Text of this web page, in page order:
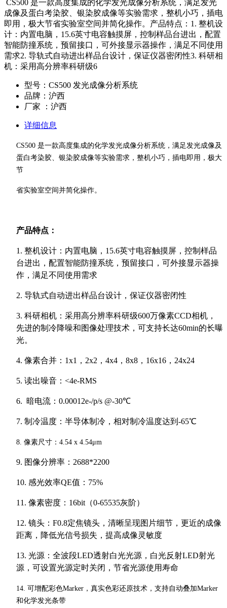
CS500 是一款高度集成的化学发光成像分析系统，满足发光
成像及蛋白考染胶、银染胶成像等实验需求，整机小巧，插电
即用，极大节省实验室空间并简化操作。产品特点：1. 整机设
计：内置电脑，15.6英寸电容触摸屏，控制样品台进出，配置
智能防撞系统，预留接口，可外接显示器操作，满足不同使用
需求2. 导轨式自动进出样品台设计，保证仪器密闭性3. 科研相
机：采用高分辨率科研级6
型号：CS500 发光成像分析系统
品牌：沪西
厂家 ：沪西
详细信息
CS500 是一款高度集成的化学发光成像分析系统，满足发光成像及
蛋白考染胶、银染胶成像等实验需求，整机小巧，插电即用，极大
节
省实验室空间并简化操作。
产品特点：
1. 整机设计：内置电脑，15.6英寸电容触摸屏，控制样品
台进出，配置智能防撞系统，预留接口，可外接显示器操
作，满足不同使用需求
2. 导轨式自动进出样品台设计，保证仪器密闭性
3. 科研相机：采用高分辨率科研级600万像素CCD相机，
先进的制冷降噪和图像处理技术，可支持长达60min的长曝
光。
4. 像素合并：1x1，2x2，4x4，8x8，16x16，24x24
5. 读出噪音：<4e-RMS
6. 暗电流：0.00012e-/p/s @-30℃
7. 制冷温度：半导体制冷，相对制冷温度达到-65℃
8. 像素尺寸：4.54 x 4.54μm
9. 图像分辨率：2688*2200
10. 感光效率QE值：75%
11. 像素密度：16bit（0-65535灰阶）
12. 镜头：F0.8定焦镜头，清晰呈现图片细节，更近的成像
距离，降低光信号损失，提高成像灵敏度
13. 光源：全波段LED透射白光光源，白光反射LED射光
源，可设置光源定时关闭，节省光源使用寿命
14. 可增配彩色Marker，真实色彩还原技术，支持自动叠加Marker
和化学发光条带